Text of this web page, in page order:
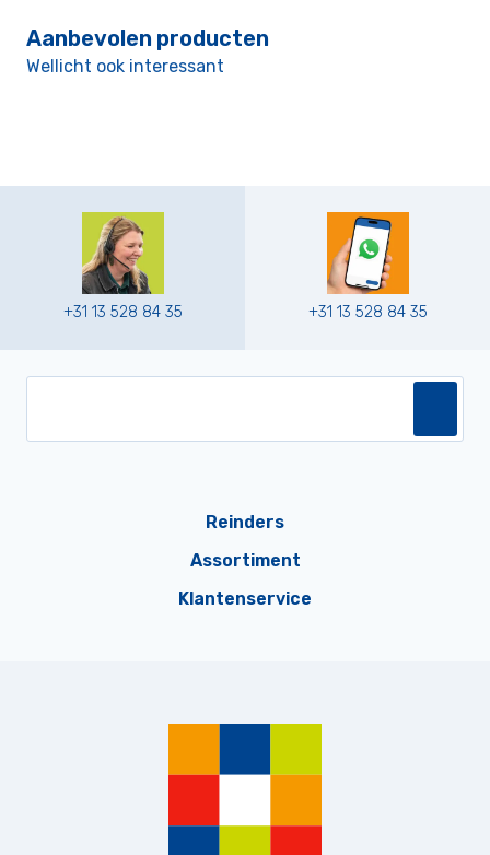
Aanbevolen producten
Wellicht ook interessant
+31 13 528 84 35 +31 13 528 84 35
Reinders
Assortiment
Klantenservice